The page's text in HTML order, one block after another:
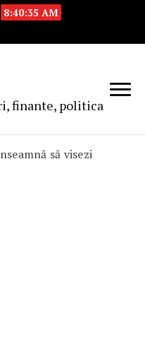
8:40:36 AM
finante, politica
să visezi